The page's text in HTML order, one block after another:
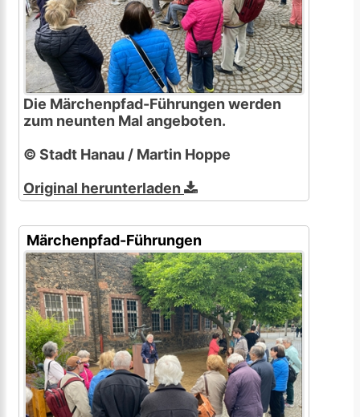
Die Märchenpfad-Führungen werden
zum neunten Mal angeboten.
© Stadt Hanau / Martin Hoppe
Original herunterladen
Märchenpfad-Führungen